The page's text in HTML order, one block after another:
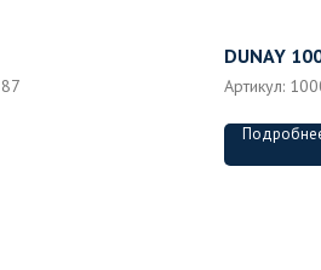
DUNAY
Артикул: